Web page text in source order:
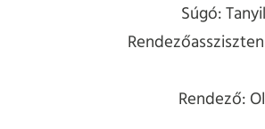
Súgó:
Rendező: